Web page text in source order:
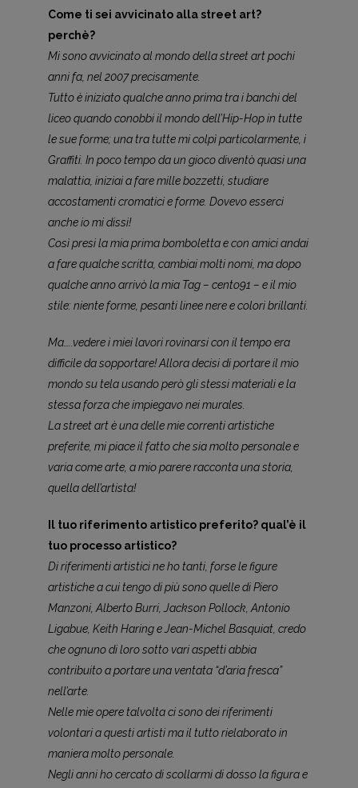
Come ti sei avvicinato alla street art?
perchè?
Mi sono avvicinato al mondo della street art pochi
anni fa, nel 2007 precisamente.
Tutto è iniziato qualche anno prima tra i banchi del
liceo quando conobbi il mondo dell’Hip-Hop in tutte
le sue forme; una tra tutte mi colpì particolarmente, i
Graffiti. In poco tempo da un gioco diventò quasi una
malattia, iniziai a fare mille bozzetti, studiare
accostamenti cromatici e forme. Dovevo esserci
anche io mi dissi!
Così presi la mia prima bomboletta e con amici andai
a fare qualche scritta, cambiai molti nomi, ma dopo
qualche anno arrivò la mia Tag – cento91 – e il mio
stile: niente forme, pesanti linee nere e colori brillanti.
Ma…..vedere i miei lavori rovinarsi con il tempo era
difficile da sopportare! Allora decisi di portare il mio
mondo su tela usando però gli stessi materiali e la
stessa forza che impiegavo nei murales.
La street art è una delle mie correnti artistiche
preferite, mi piace il fatto che sia molto personale e
varia come arte, a mio parere racconta una storia,
quella dell’artista!
Il tuo riferimento artistico preferito? qual’è il
tuo processo artistico?
Di riferimenti artistici ne ho tanti, forse le figure
artistiche a cui tengo di più sono quelle di Piero
Manzoni, Alberto Burri, Jackson Pollock, Antonio
Ligabue, Keith Haring e Jean-Michel Basquiat, credo
che ognuno di loro sotto vari aspetti abbia
contribuito a portare una ventata “d’aria fresca”
nell’arte.
Nelle mie opere talvolta ci sono dei riferimenti
volontari a questi artisti ma il tutto rielaborato in
maniera molto personale.
Negli anni ho cercato di scollarmi di dosso la figura e